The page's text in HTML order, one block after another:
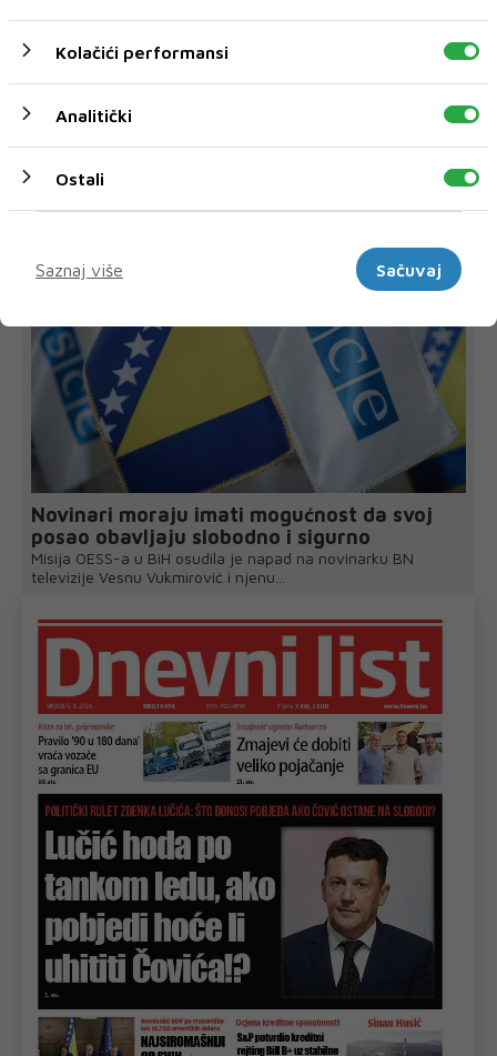
NAJNOVIJE
Novinari moraju imati mogućnost da svoj
posao obavljaju slobodno i sigurno
Misija OESS-a u BiH osudila je napad na novinarku BN
televizije Vesnu Vukmirović i njenu...
Kolačići performansi
Analitički
Ostali
Saznaj više
Sačuvaj